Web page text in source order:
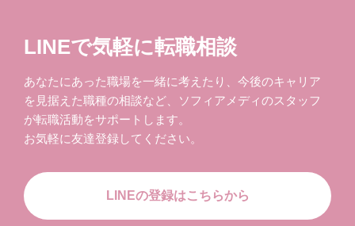
LINEで気軽に転職相談
あなたにあった職場を一緒に考えたり、今後のキャリア
を見据えた職種の相談など、ソフィアメディのスタッフ
が転職活動をサポートします。
お気軽に友達登録してください。
LINEの登録はこちらから